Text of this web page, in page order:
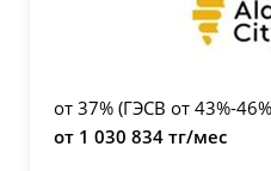
от 37% (ГЭСВ от 43%-
от 1 030 834 тг/мес